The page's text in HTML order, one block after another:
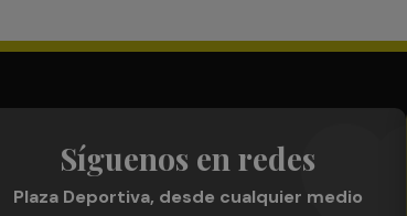
Síguenos en redes
Plaza Deportiva, desde cualquier medio